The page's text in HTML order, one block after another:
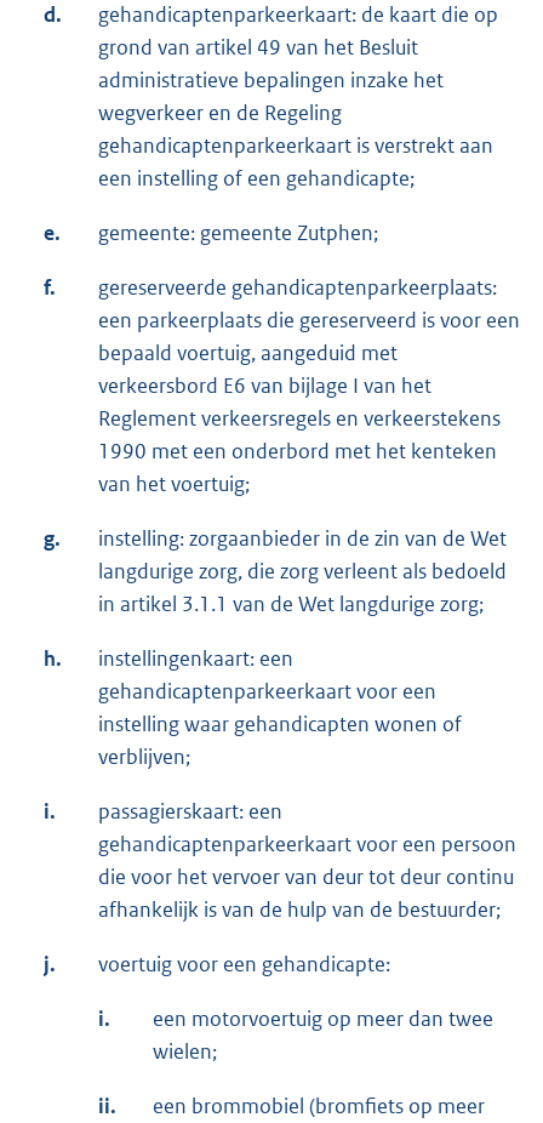
d.
gehandicaptenparkeerkaart: de kaart die op
grond van artikel 49 van het Besluit
administratieve bepalingen inzake het
wegverkeer en de Regeling
gehandicaptenparkeerkaart is verstrekt aan
een instelling of een gehandicapte;
e. gemeente: gemeente Zutphen;
f.
gereserveerde gehandicaptenparkeerplaats:
een parkeerplaats die gereserveerd is voor een
bepaald voertuig, aangeduid met
verkeersbord E6 van bijlage I van het
Reglement verkeersregels en verkeerstekens
1990 met een onderbord met het kenteken
van het voertuig;
g.
instelling: zorgaanbieder in de zin van de Wet
langdurige zorg, die zorg verleent als bedoeld
in artikel 3.1.1 van de Wet langdurige zorg;
h.
instellingenkaart: een
gehandicaptenparkeerkaart voor een
instelling waar gehandicapten wonen of
verblijven;
i.
passagierskaart: een
gehandicaptenparkeerkaart voor een persoon
die voor het vervoer van deur tot deur continu
afhankelijk is van de hulp van de bestuurder;
j. voertuig voor een gehandicapte:
i.
een motorvoertuig op meer dan twee
wielen;
ii. een brommobiel (bromfiets op meer